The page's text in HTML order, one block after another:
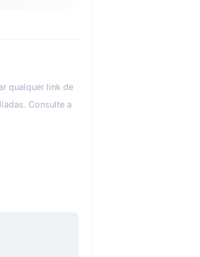
qualquer link de
Consulte a